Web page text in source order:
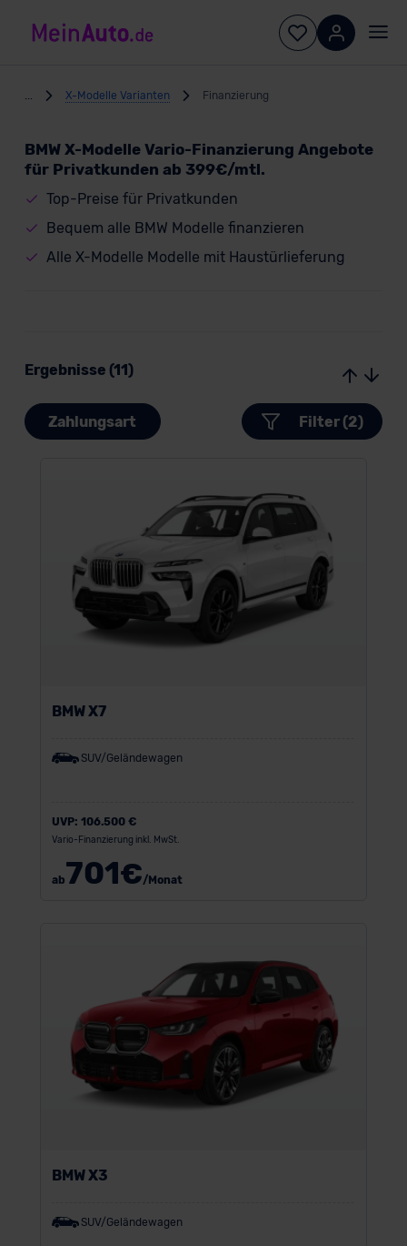
X-Modelle Varianten Finanzierung
BMW X-Modelle Vario-Finanzierung Angebote
für Privatkunden ab 399€/mtl.
Top-Preise für Privatkunden
Bequem alle BMW Modelle finanzieren
Alle X-Modelle Modelle mit Haustürlieferung
Ergebnisse (11)
Zahlungsart Filter (2)
BMW X7
SUV/Geländewagen
UVP: 106.500 €
Vario-Finanzierung inkl. MwSt.
ab701€/Monat
BMW X3
SUV/Geländewagen